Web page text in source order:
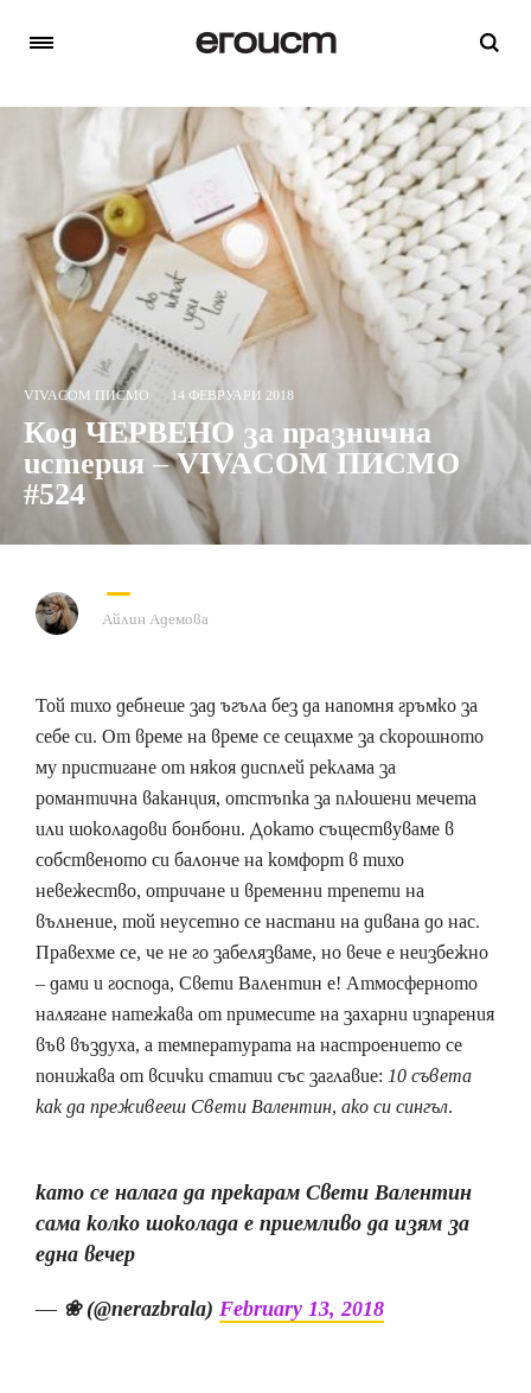
VIVACOM ПИСМО 14 ФЕВРУАРИ 2018
Код ЧЕРВЕНО за празнична
истерия – VIVACOM ПИСМО
#524
Айлин Адемова
Той тихо дебнеше зад ъгъла без да напомня гръмко за
себе си. От време на време се сещахме за скорошното
му пристигане от някоя дисплей реклама за
романтична ваканция, отстъпка за плюшени мечета
или шоколадови бонбони. Докато съществуваме в
собственото си балонче на комфорт в тихо
невежество, отричане и временни трепети на
вълнение, той неусетно се настани на дивана до нас.
Правехме се, че не го забелязваме, но вече е неизбежно
– дами и господа, Свети Валентин е! Атмосферното
налягане натежава от примесите на захарни изпарения
във въздуха, а температурата на настроението се
понижава от всички статии със заглавие: 10 съвета
как да преживееш Свети Валентин, ако си сингъл.
като се налага да прекарам Свети Валентин
сама колко шоколада е приемливо да изям за
една вечер
— ❀ (@nerazbrala) February 13, 2018